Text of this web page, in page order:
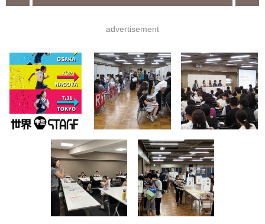
advertisement